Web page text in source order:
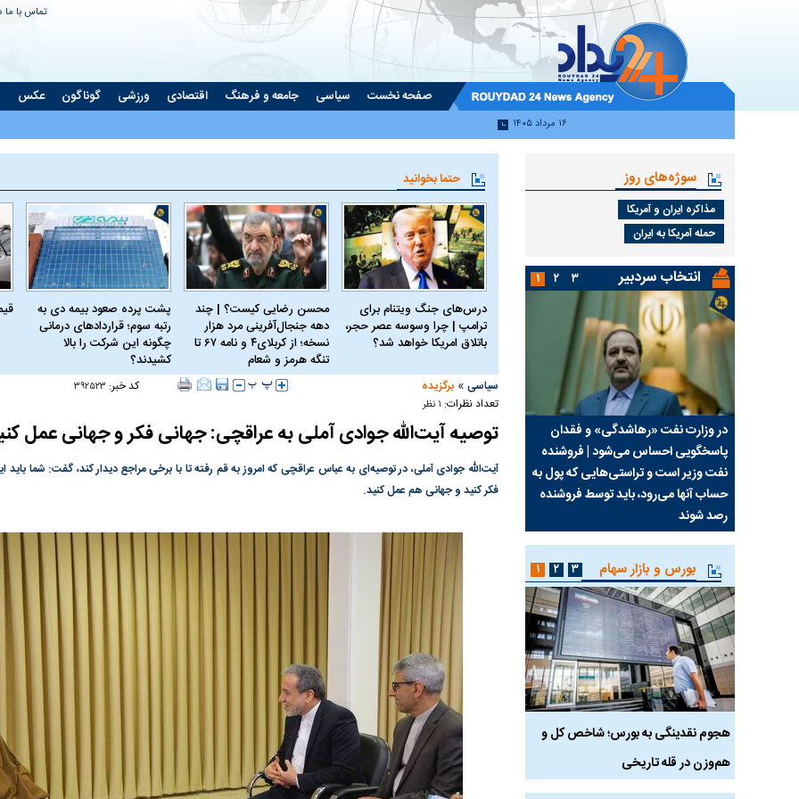
تماس با ما
صفحه نخست سیاسی جامعه و فرهنگ اقتصادی ورزشی گوناگون عکس
۱۶ مرداد ۱۴۰۵
حتما بخوانید
درس‌های جنگ ویتنام برای
ترامپ | چرا وسوسه عصر حجر،
باتلاق امریکا خواهد شد؟
محسن رضایی کیست؟ | چند
دهه جنجال‌آفرینی مرد هزار
نسخه؛ از کربلای۴ و نامه ۶۷ تا
تنگه هرمز و شعام
پشت پرده صعود بیمه دی به
رتبه سوم؛ قراردادهای درمانی
چگونه این شرکت را بالا
کشیدند؟
سیاسی » برگزیده کد خبر: ۳۹۲۵۲۳
تعداد نظرات: ۱ نظر
توصیه آیت‌الله جوادی آملی به عراقچی: جهانی فکر و جهانی عمل
آیت‌الله جوادی آملی، در توصیه‌ای به عباس عراقچی که امروز به قم رفته تا با برخی مراجع دیدار کند، گفت: شما باید
فکر کنید و جهانی هم عمل کنید.
سوژه‌های روز
مذاکره ایران و آمریکا
حمله آمریکا به ایران
انتخاب سردبیر
در وزارت نفت «رهاشدگی» و فقدان
پاسخگویی احساس می‌شود | فروشنده
نفت وزیر است و تراستی‌هایی که پول به
حساب آنها می‌رود، باید توسط فروشنده
رصد شوند
چرا رویای آمریکایی سرنگونی رژیم و
نابودی محور مقاومت تعبیر نشد؟ | پشت
پرده تجارت پهپاد‌ ۱۵۰۰ دلاری که
واشنگتن را زمین زد
مطالعه رفتار هیستریک صدا و سیما علیه
کمپین نه به اعدام
در وزارت نفت
نفت وزیر است و
۱ ۲ ۳
بورس و بازار سهام
هجوم نقدینگی به بورس؛ شاخص کل و
هم‌وزن در قله تاریخی
بورس تهران رکورد شکست سیگنال مثبت دیپلماسی به بورس
هجوم
هم‌وزن در قله
۱ ۲ ۳